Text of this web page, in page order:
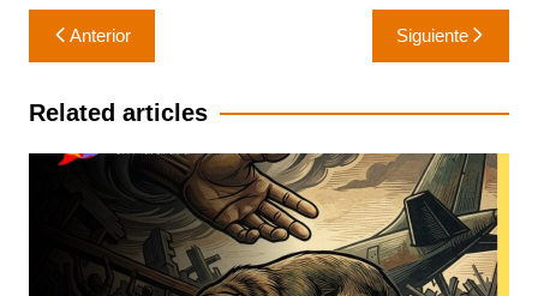
Navegación
de
entradas
Anterior Siguiente
Related articles